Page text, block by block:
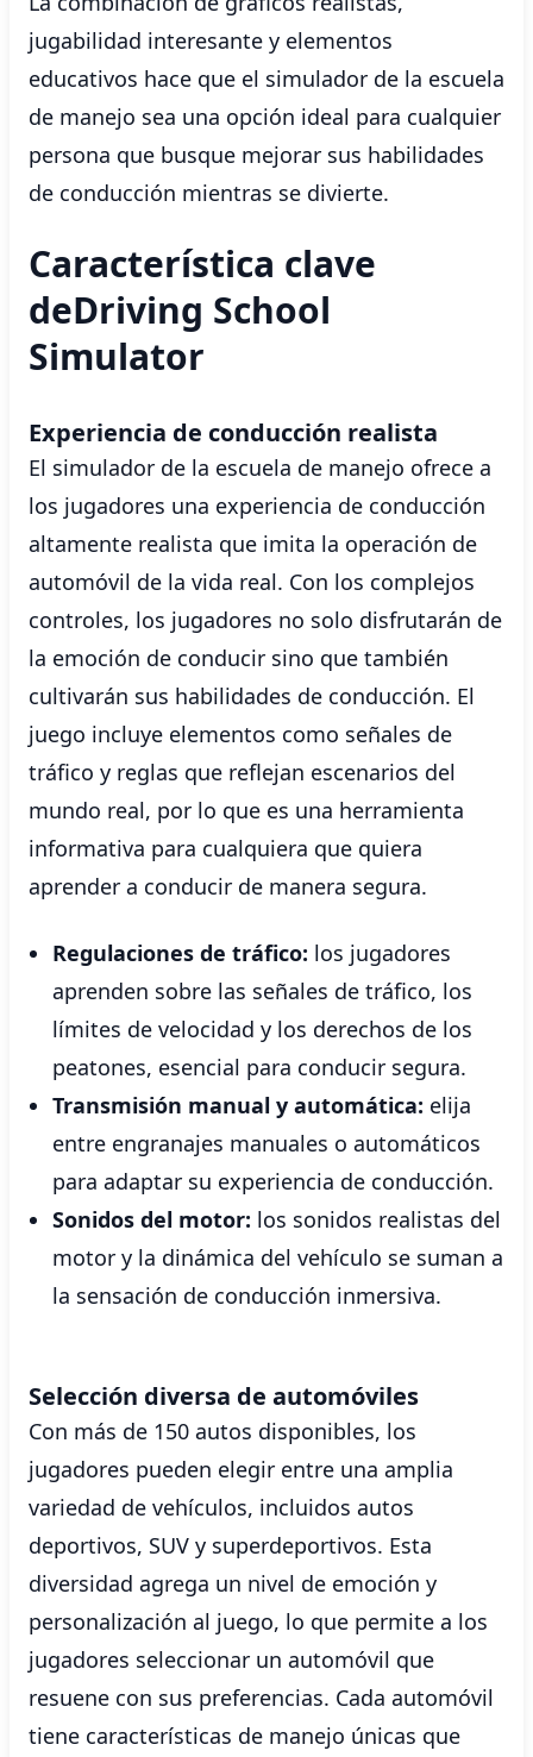
jugabilidad interesante y elementos
educativos hace que el simulador de la escuela
de manejo sea una opción ideal para cualquier
persona que busque mejorar sus habilidades
de conducción mientras se divierte.
Característica clave
deDriving School
Simulator
Experiencia de conducción realista
El simulador de la escuela de manejo ofrece a
los jugadores una experiencia de conducción
altamente realista que imita la operación de
automóvil de la vida real. Con los complejos
controles, los jugadores no solo disfrutarán de
la emoción de conducir sino que también
cultivarán sus habilidades de conducción. El
juego incluye elementos como señales de
tráfico y reglas que reflejan escenarios del
mundo real, por lo que es una herramienta
informativa para cualquiera que quiera
aprender a conducir de manera segura.
Regulaciones de tráfico: los jugadores
aprenden sobre las señales de tráfico, los
límites de velocidad y los derechos de los
peatones, esencial para conducir segura.
Transmisión manual y automática: elija
entre engranajes manuales o automáticos
para adaptar su experiencia de conducción.
Sonidos del motor: los sonidos realistas del
motor y la dinámica del vehículo se suman a
la sensación de conducción inmersiva.
Selección diversa de automóviles
Con más de 150 autos disponibles, los
jugadores pueden elegir entre una amplia
variedad de vehículos, incluidos autos
deportivos, SUV y superdeportivos. Esta
diversidad agrega un nivel de emoción y
personalización al juego, lo que permite a los
jugadores seleccionar un automóvil que
resuene con sus preferencias. Cada automóvil
tiene características de manejo únicas que